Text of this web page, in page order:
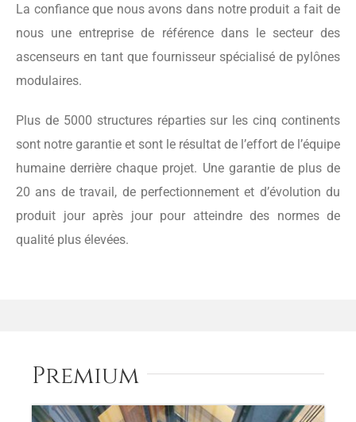
La confiance que nous avons dans notre produit a fait de
nous une entreprise de référence dans le secteur des
ascenseurs en tant que fournisseur spécialisé de pylônes
modulaires.
Plus de 5000 structures réparties sur les cinq continents
sont notre garantie et sont le résultat de l’effort de l’équipe
humaine derrière chaque projet. Une garantie de plus de
20 ans de travail, de perfectionnement et d’évolution du
produit jour après jour pour atteindre des normes de
qualité plus élevées.
Premium